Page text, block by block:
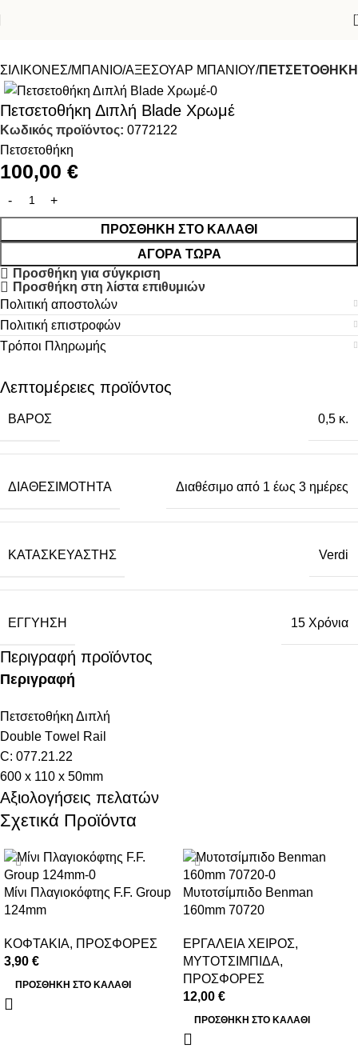
ΜΠΑΝΙΟ ΑΞΕΣΟΥΑΡ ΜΠΑΝΙΟΥ ΠΕΤΣΕΤΟΘΗΚΗ
Πετσετοθήκη Διπλή Βlade Χρωμέ
Κωδικός προϊόντος: 0772122
Πετσετοθήκη
100,00 €
ΠΡΟΣΘΉΚΗ ΣΤΟ ΚΑΛΆΘΙ
ΑΓΟΡΆ ΤΏΡΑ
Προσθήκη για σύγκριση
Προσθήκη στη λίστα επιθυμιών
Πολιτική αποστολών
Πολιτική επιστροφών
Τρόποι Πληρωμής
Λεπτομέρειες προϊόντος
ΒΆΡΟΣ 0,5 κ.
ΔΙΑΘΕΣΙΜΌΤΗΤΑ Διαθέσιμο από 1 έως 3 ημέρες
ΚΑΤΑΣΚΕΥΑΣΤΉΣ Verdi
ΕΓΓΎΗΣΗ 15 Χρόνια
Περιγραφή προϊόντος
Περιγραφή
Πετσετοθήκη Διπλή
Double Τowel Rail
C: 077.21.22
600 x 110 x 50mm
Αξιολογήσεις πελατών
Σχετικά Προϊόντα
Μίνι Πλαγιοκόφτης F.F. Group
124mm
ΚΟΦΤΑΚΙΑ, ΠΡΟΣΦΟΡΕΣ
3,90 €
ΠΡΟΣΘΉΚΗ ΣΤΟ ΚΑΛΆΘΙ
Μυτοτσίμπιδο Benman
160mm 70720
ΕΡΓΑΛΕΙΑ ΧΕΙΡΟΣ,
ΜΥΤΟΤΣΙΜΠΙΔΑ,
ΠΡΟΣΦΟΡΕΣ
12,00 €
ΠΡΟΣΘΉΚΗ ΣΤΟ ΚΑΛΆΘΙ